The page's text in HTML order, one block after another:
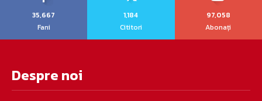
35,667
Fani
1,184
Cititori
97,058
Abonați
Despre noi